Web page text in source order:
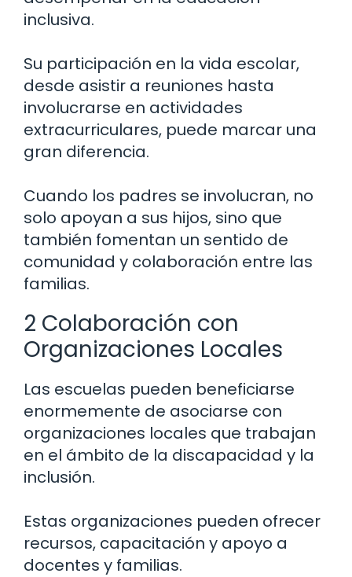
inclusiva.
Su participación en la vida escolar,
desde asistir a reuniones hasta
involucrarse en actividades
extracurriculares, puede marcar una
gran diferencia.
Cuando los padres se involucran, no
solo apoyan a sus hijos, sino que
también fomentan un sentido de
comunidad y colaboración entre las
familias.
2 Colaboración con
Organizaciones Locales
Las escuelas pueden beneficiarse
enormemente de asociarse con
organizaciones locales que trabajan
en el ámbito de la discapacidad y la
inclusión.
Estas organizaciones pueden ofrecer
recursos, capacitación y apoyo a
docentes y familias.